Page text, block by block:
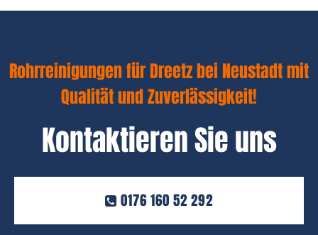
Rohrreinigungen für Dreetz bei Neustadt mit
Qualität und Zuverlässigkeit!
Kontaktieren Sie uns
0176 160 52 292